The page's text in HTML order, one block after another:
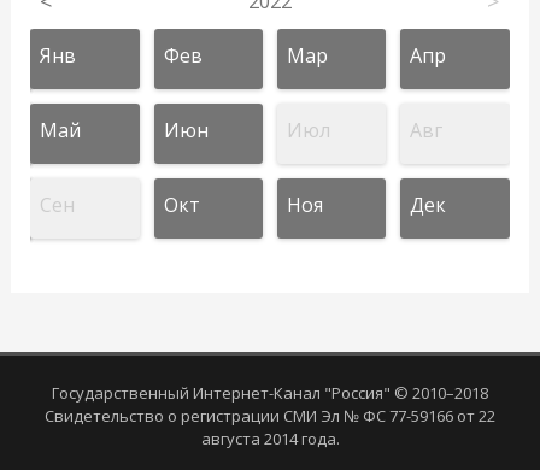
Янв Фев Мар Апр
Май Июн Июл Авг
Сен Окт Ноя Дек
Государственный Интернет-Канал "Россия" © 2010–2018
Свидетельство о регистрации СМИ Эл № ФС 77-59166 от 22
августа 2014 года.